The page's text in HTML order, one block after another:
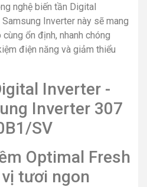
nghệ biến tần Digital
Inverter này sẽ mang
ổn định, nhanh chóng
điện năng và giảm thiểu
Optimal Fresh
tươi ngon